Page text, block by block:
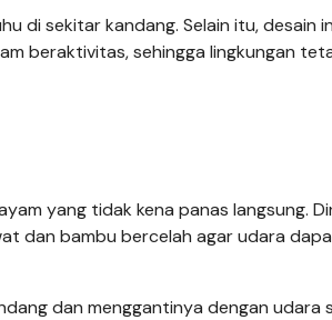
di sekitar kandang. Selain itu, desain
beraktivitas, sehingga lingkungan
yang tidak kena panas langsung.
dan bambu bercelah agar udara
dan menggantinya dengan udara